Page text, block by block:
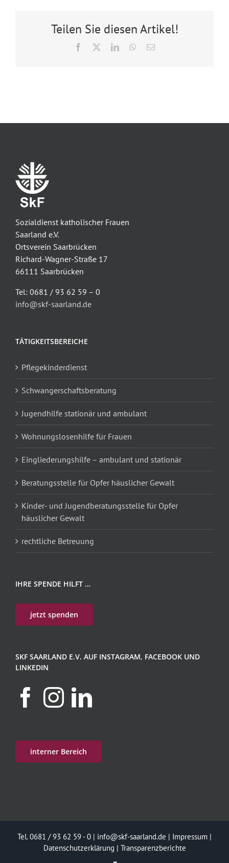
Teilen Sie diesen Artikel!
Facebook LinkedInWhatsApp
E-
Sozialdienst katholischer Frauen
Saarland e.V.
Ortsverein Saarbrücken
Richard-Wagner-Straße 17
66111 Saarbrücken
Tel: 0681 / 93 62 59 – 0
info@skf-saarland.de
TÄTIGKEITSBEREICHE
Pflegekinderdienst
Schwangerschaftsberatung
Jugendhilfe stationär und ambulant
Wohnungslosenhilfe für Frauen
Eingliederungshilfe – ambulant und stationär
Beratungsstelle für Opfer häuslicher Gewalt
Kinder- und Jugendberatungsstelle für Opfer
häuslicher Gewalt
rechtliche Betreuung
IHRE SPENDE HILFT …
jetzt spenden
SKF SAARLAND E.V. AUF INSTAGRAM, FACEBOOK UND
LINKEDIN
interner Bereich
Tel. 0681 / 93 62 59 - 0 | info@skf-saarland.de | Impressum |
Datenschutzerklärung | Transparenzberichte